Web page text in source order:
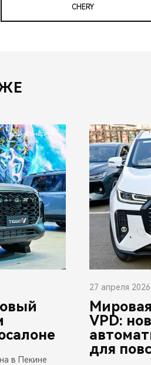
CHERY
в Пекине
27 апреля 2026
VPD:
для